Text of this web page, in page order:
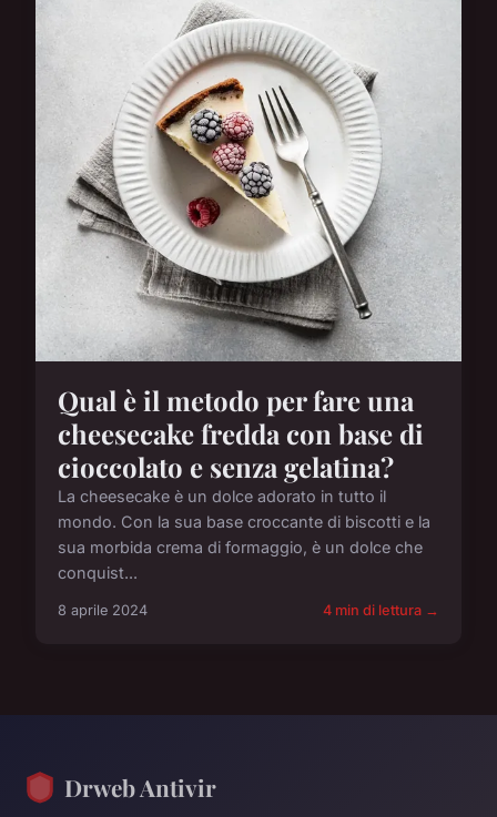
Qual è il metodo per fare una
cheesecake fredda con base di
cioccolato e senza gelatina?
La cheesecake è un dolce adorato in tutto il
mondo. Con la sua base croccante di biscotti e la
sua morbida crema di formaggio, è un dolce che
conquist...
8 aprile 2024 4 min di lettura →
Drweb Antivir